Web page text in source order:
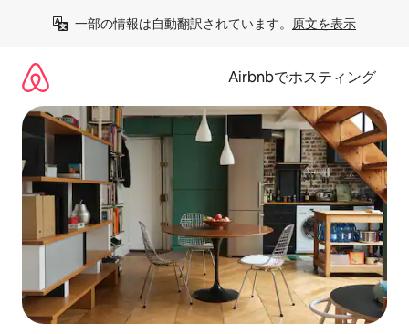
一部の情報は自動翻訳されています。 原文を表示
Airbnbでホスティング